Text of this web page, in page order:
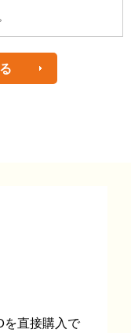
を直接購入で